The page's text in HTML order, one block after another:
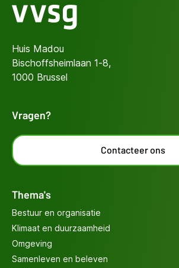
Huis Madou
Bischoffsheimlaan 1-8,
1000 Brussel
Vragen?
Contacteer ons
Thema's
Bestuur en organisatie
Klimaat en duurzaamheid
Omgeving
Samenleven en beleven